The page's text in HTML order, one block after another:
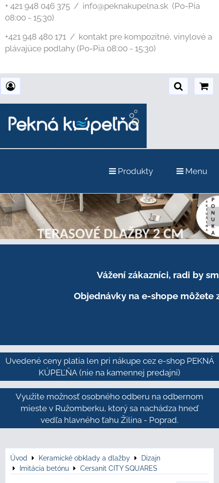
+ 421 948 046 375 / info@peknakupelna.sk (Po-Pia
08:00 - 15:30)
+421 948 480 171 / kontakt pre kompozitné, vinylové a
plávajúce podlahy (Po-Pia 08:00 - 15:30)
Produkty Menu
Vážení zákazníci, radi by
Objednávky na e-shope môžete
Uvedené ceny platia len pri nákupe cez e-shop PEKNÁ
KÚPEĽŇA (nie na kamennej predajni)
Využite možnosť osobného odberu na odbernom
mieste v Ružomberku, ktorý sa nachádza hneď
vedľa hlavného ťahu Žilina - Poprad.
Úvod Keramické obklady a dlažby
Dizajn
Imitácia betónu
Cersanit CITY SQUARES